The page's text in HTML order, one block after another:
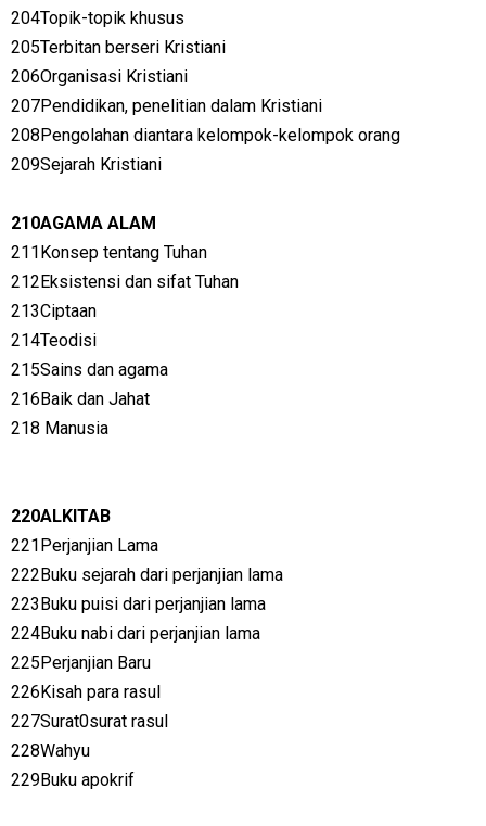
204Topik-topik khusus
205Terbitan berseri Kristiani
206Organisasi Kristiani
207Pendidikan, penelitian dalam Kristiani
208Pengolahan diantara kelompok-kelompok orang
209Sejarah Kristiani
210AGAMA ALAM
211Konsep tentang Tuhan
212Eksistensi dan sifat Tuhan
213Ciptaan
214Teodisi
215Sains dan agama
216Baik dan Jahat
218 Manusia
220ALKITAB
221Perjanjian Lama
222Buku sejarah dari perjanjian lama
223Buku puisi dari perjanjian lama
224Buku nabi dari perjanjian lama
225Perjanjian Baru
226Kisah para rasul
227Surat0surat rasul
228Wahyu
229Buku apokrif